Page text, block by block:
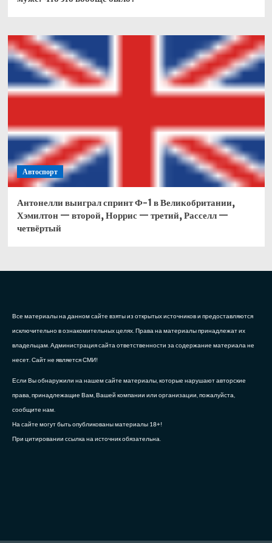
Автоспорт
Антонелли выиграл спринт Ф-1 в Великобритании,
Хэмилтон — второй, Норрис — третий, Расселл —
четвёртый
Все материалы на данном сайте взяты из открытых источников и предоставляются
исключительно в ознакомительных целях. Права на материалы принадлежат их
владельцам. Администрация сайта ответственности за содержание материала не
несет. Сайт не является СМИ!
Если Вы обнаружили на нашем сайте материалы, которые нарушают авторские
права, принадлежащие Вам, Вашей компании или организации, пожалуйста,
сообщите нам.
На сайте могут быть опубликованы материалы 18+!
При цитировании ссылка на источник обязательна.